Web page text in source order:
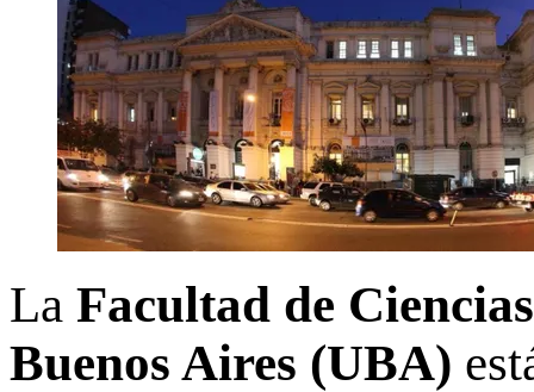
La Facultad de
Buenos Aires (UBA)